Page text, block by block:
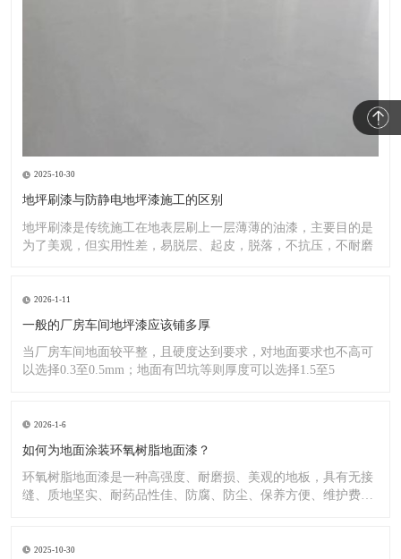
2025-10-30
地坪刷漆与防静电地坪漆施工的区别
地坪刷漆是传统施工在地表层刷上一层薄薄的油漆，主要目的是
为了美观，但实用性差，易脱层、起皮，脱落，不抗压，不耐磨
2026-1-11
一般的厂房车间地坪漆应该铺多厚
当厂房车间地面较平整，且硬度达到要求，对地面要求也不高可
以选择0.3至0.5mm；地面有凹坑等则厚度可以选择1.5至5
2026-1-6
如何为地面涂装环氧树脂地面漆？
环氧树脂地面漆是一种高强度、耐磨损、美观的地板，具有无接
缝、质地坚实、耐药品性佳、防腐、防尘、保养方便、维护费用
2025-10-30